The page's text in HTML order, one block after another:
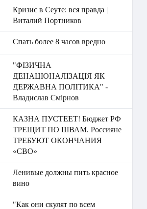
Кризис в Сеуте: вся правда |
Виталий Портников
Спать более 8 часов вредно
"ФІЗИЧНА
ДЕНАЦІОНАЛІЗАЦІЯ ЯК
ДЕРЖАВНА ПОЛІТИКА" -
Владислав Смірнов
КАЗНА ПУСТЕЕТ! Бюджет РФ
ТРЕЩИТ ПО ШВАМ. Россияне
ТРЕБУЮТ ОКОНЧАНИЯ
«СВО»
Ленивые должны пить красное
вино
"Как они скулят по всем